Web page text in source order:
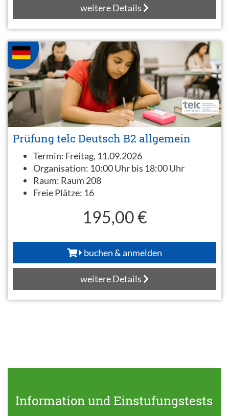
weitere Details
Prüfung telc Deutsch B2 allgemein
Termin: Freitag, 11.09.2026
Organisation: 10:00 Uhr bis 18:00 Uhr
Raum: Raum 208
Freie Plätze: 16
195,00 €
buchen & anmelden
weitere Details
Information und Einstufungstests